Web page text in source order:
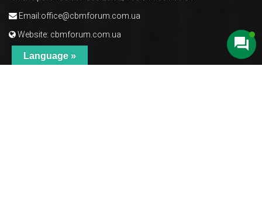
Email:office@cbmforum.com.ua
Website: cbmforum.com.ua